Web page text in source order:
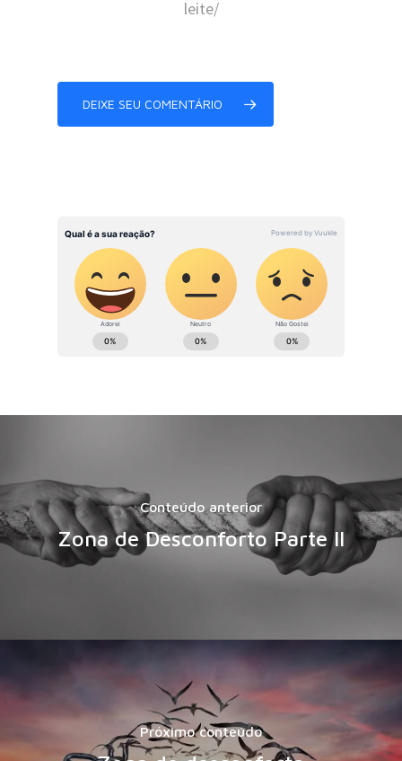
leite/
DEIXE SEU COMENTÁRIO
Conteúdo anterior
Zona de Desconforto Parte II
Próximo conteúdo